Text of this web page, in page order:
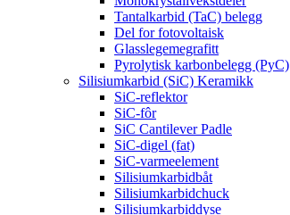
Tantalkarbid (TaC) belegg
Del for fotovoltaisk
Glasslegemegrafitt
Pyrolytisk karbonbelegg (PyC)
Silisiumkarbid (SiC) Keramikk
SiC-reflektor
SiC-fôr
SiC Cantilever Padle
SiC-digel (fat)
SiC-varmeelement
Silisiumkarbidbåt
Silisiumkarbidchuck
Silisiumkarbiddyse